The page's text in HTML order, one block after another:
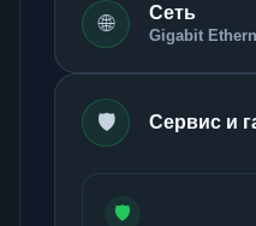
🌐 Сеть
Gigabit
🛡️ Сервис и
🛡️